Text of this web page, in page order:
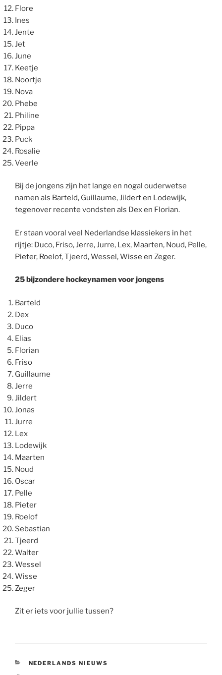
Flore
Ines
Jente
Jet
June
Keetje
Noortje
Nova
Phebe
Philine
Pippa
Puck
Rosalie
Veerle
Bij de jongens zijn het lange en nogal ouderwetse
namen als Barteld, Guillaume, Jildert en Lodewijk,
tegenover recente vondsten als Dex en Florian.
Er staan vooral veel Nederlandse klassiekers in het
rijtje: Duco, Friso, Jerre, Jurre, Lex, Maarten, Noud, Pelle,
Pieter, Roelof, Tjeerd, Wessel, Wisse en Zeger.
25 bijzondere hockeynamen voor jongens
Barteld
Dex
Duco
Elias
Florian
Friso
Guillaume
Jerre
Jildert
Jonas
Jurre
Lex
Lodewijk
Maarten
Noud
Oscar
Pelle
Pieter
Roelof
Sebastian
Tjeerd
Walter
Wessel
Wisse
Zeger
Zit er iets voor jullie tussen?
CATEGORIEËN
NEDERLANDS NIEUWS